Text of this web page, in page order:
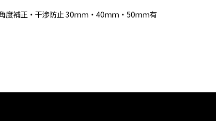
度補正・干渉防止 30ｍｍ・40ｍｍ・50ｍｍ有